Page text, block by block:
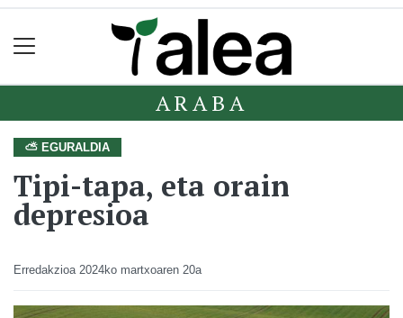
ARABA
⛅ EGURALDIA
Tipi-tapa, eta orain
depresioa
Erredakzioa 2024ko martxoaren 20a